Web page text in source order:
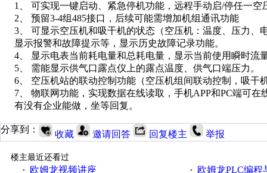
1、
可实现一键启动、紧急停机功能，远程手动启/停任一空
2、
预留3-4组485接口，后续可能需增加机组通讯功能
3、
可显示空压机和吸干机的状态（空压机：温度、压力、
显示报警和故障提示等，显示历史故障记录功能。
4、
显示电表当前耗电量和总耗电量，显示当前使用瞬时流
5、
需能显示供气口露点仪上的露点温度、供气口端压力。
6、
空压机站的联动控制功能（空压机组间联动控制，吸干
7、
物联网功能，实现数据在线读取，手机APP和PC端可在
有没有企业能做，坐等回复。
分享到： 收藏 邀请回答 回复楼主 举报
楼主最近还看过
·
欧姆龙视频讲座 · 欧姆龙PLC编程与应用定位篇串行通信